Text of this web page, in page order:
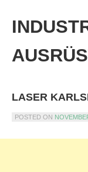
content
LASER
POSTED ON